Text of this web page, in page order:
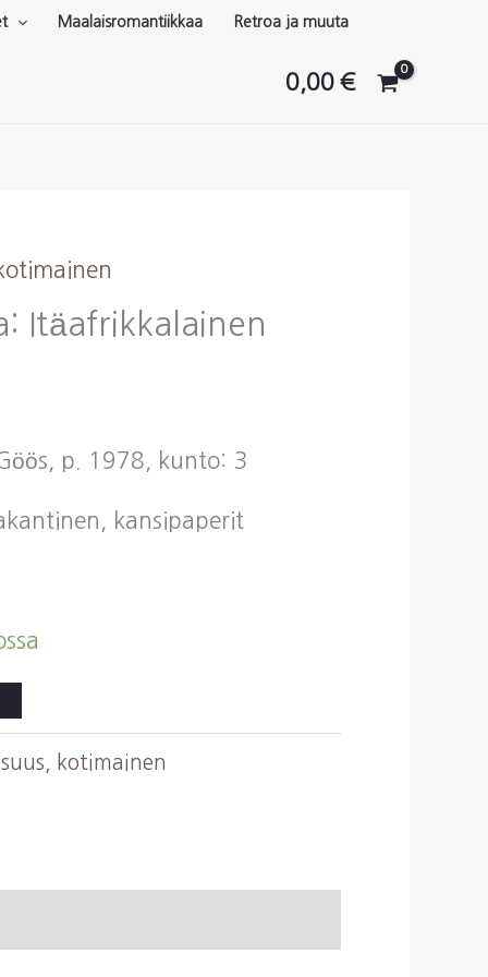
Maalaisromantiikkaa Retroa ja muuta
0,00€
Itäafrikkalainen
p. 1978, kunto: 3
kansipaperit
kotimainen